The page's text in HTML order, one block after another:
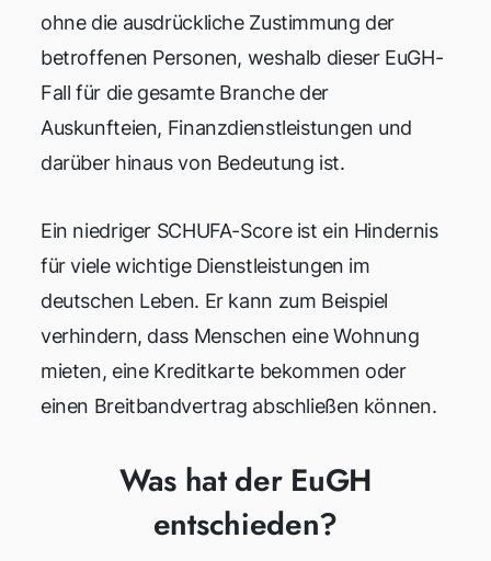
ohne die ausdrückliche Zustimmung der
betroffenen Personen, weshalb dieser EuGH-
Fall für die gesamte Branche der
Auskunfteien, Finanzdienstleistungen und
darüber hinaus von Bedeutung ist.
Ein niedriger SCHUFA-Score ist ein Hindernis
für viele wichtige Dienstleistungen im
deutschen Leben. Er kann zum Beispiel
verhindern, dass Menschen eine Wohnung
mieten, eine Kreditkarte bekommen oder
einen Breitbandvertrag abschließen können.
Was hat der EuGH
entschieden?